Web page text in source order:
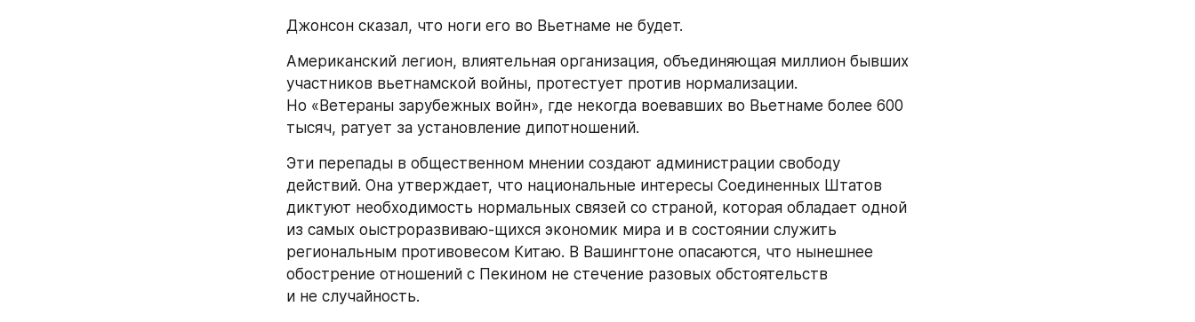
Джонсон сказал, что ноги его во Вьетнаме не будет.
Американский легион, влиятельная организация, объединяющая миллион бывших
участников вьетнамской войны, протестует против нормализации.
Но «Ветераны зарубежных войн», где некогда воевавших во Вьетнаме более 600
тысяч, ратует за установление дипотношений.
Эти перепады в общественном мнении создают администрации свободу
действий. Она утверждает, что национальные интересы Соединенных Штатов
диктуют необходимость нормальных связей со страной, которая обладает одной
из самых оыстроразвиваю-щихся экономик мира и в состоянии служить
региональным противовесом Китаю. В Вашингтоне опасаются, что нынешнее
обострение отношений с Пекином не стечение разовых обстоятельств
и не случайность.